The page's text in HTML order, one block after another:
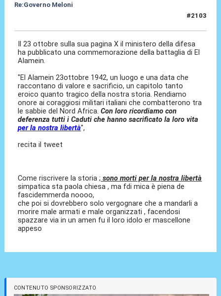
Re:Governo Meloni
#2103
Il 23 ottobre sulla sua pagina X il ministero della difesa
ha pubblicato una commemorazione della battaglia di El
Alamein.
"El Alamein 23ottobre 1942, un luogo e una data che
raccontano di valore e sacrificio, un capitolo tanto
eroico quanto tragico della nostra storia. Rendiamo
onore ai coraggiosi militari italiani che combatterono tra
le sabbie del Nord Africa.Con loro ricordiamo con
deferenza tutti i Caduti che hanno sacrificato la loro vita
per la nostra libertà",
recita il tweet
Come riscrivere la storia ; sono morti per la nostra libertà
simpatica sta paola chiesa , ma fdi mica è piena de
fascidemmerda noooo,
che poi si dovrebbero solo vergognare che a mandarli a
morire male armati e male organizzati , facendosi
spazzare via in un amen fu il loro idolo er mascellone
appeso
CONTENUTO SPONSORIZZATO